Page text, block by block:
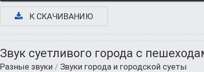
К СКАЧИВАНИЮ
Звук суетливого города с
Разные звуки / Звуки города и городской суеты